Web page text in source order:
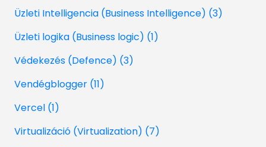
Üzleti Intelligencia (Business Intelligence) (3)
Üzleti logika (Business logic) (1)
Védekezés (Defence) (3)
Vendégblogger (11)
Vercel (1)
Virtualizáció (Virtualization) (7)